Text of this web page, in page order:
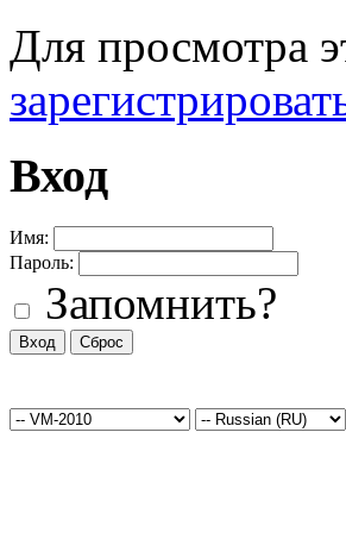
Для просмотра
Вход
Имя:
Пароль:
Запомнить?